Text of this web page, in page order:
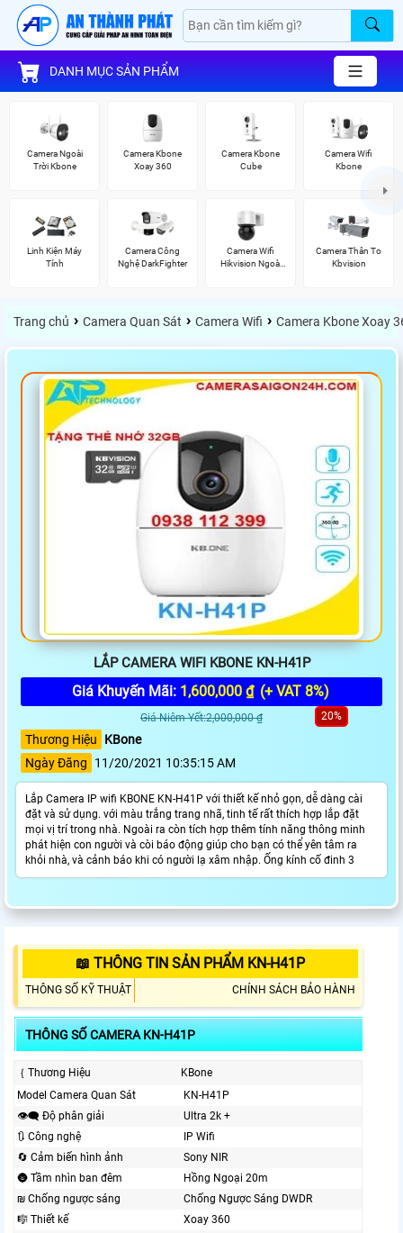
DANH MỤC SẢN PHẨM
Camera Ngoài
Trời Kbone
Camera Kbone
Xoay 360
Camera Kbone
Cube
Camera Wifi
Kbone
Linh Kiện Máy
Tính
Camera Công
Nghệ DarkFighter
Camera Wifi
Hikvision Ngoài
Camera Thân To
Kbvision
Trang chủ › Camera Quan Sát › Camera Wifi › Camera Kbone Xoay
LẮP CAMERA WIFI KBONE KN-H41P
Giá Khuyến Mãi: 1,600,000 ₫ (+ VAT 8%)
Giá Niêm Yết:2,000,000 ₫ 20%
Thương Hiệu
KBone
Ngày Đăng
11/20/2021 10:35:15 AM
Lắp Camera IP wifi KBONE KN-H41P với thiết kế nhỏ gọn, dễ dàng cài
đặt và sử dụng. với màu trắng trang nhã, tinh tế rất thích hợp lắp đặt
mọi vị trí trong nhà. Ngoài ra còn tích hợp thêm tính năng thông minh
phát hiện con người và còi báo động giúp cho bạn có thể yên tâm ra
khỏi nhà, và cảnh báo khi có người lạ xâm nhập. Ống kính cố đinh 3
📖 THÔNG TIN SẢN PHẨM KN-H41P
THÔNG SỐ KỸ THUẬT CHÍNH SÁCH BẢO HÀNH
THÔNG SỐ CAMERA KN-H41P
｛ Thương Hiệu
KBone
Model Camera Quan Sát
KN-H41P
👁️‍🗨 Độ phân giải
Ultra 2k +
🔃 Công nghệ
IP Wifi
🔄 Cảm biến hình ảnh
Sony NIR
🌚 Tầm nhìn ban đêm
Hồng Ngoại 20m
₪ Chống ngược sáng
Chống Ngược Sáng DWDR
🎼️ Thiết kế
Xoay 360